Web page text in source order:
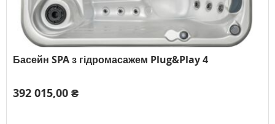
Басейн SPA з гідромасажем Plug&Play 4
392 015,00 ₴